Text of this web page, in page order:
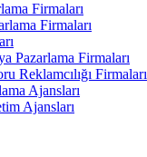
Firmaları
Firmaları
Pazarlama Firmaları
Reklamcılığı Firmaları
Ajansları
Ajansları